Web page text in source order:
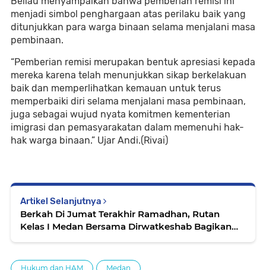
menjadi simbol penghargaan atas perilaku baik yang
ditunjukkan para warga binaan selama menjalani masa
pembinaan.
“Pemberian remisi merupakan bentuk apresiasi kepada
mereka karena telah menunjukkan sikap berkelakuan
baik dan memperlihatkan kemauan untuk terus
memperbaiki diri selama menjalani masa pembinaan,
juga sebagai wujud nyata komitmen kementerian
imigrasi dan pemasyarakatan dalam memenuhi hak-
hak warga binaan.” Ujar Andi.(Rivai)
Artikel Selanjutnya
Berkah Di Jumat Terakhir Ramadhan, Rutan
Kelas I Medan Bersama Dirwatkeshab Bagikan
Hukum dan HAM Medan